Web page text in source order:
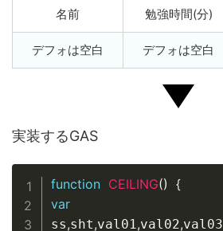
名前 勉強時間(分)
デフォは空白 デフォは空白
実装するGAS
function CEILING()
{
var
ss,sht,val01 ,val02,val03